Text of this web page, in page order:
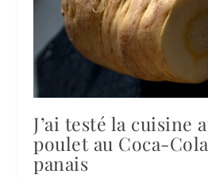
J’ai testé la cuisine
poulet au Coca-
panais